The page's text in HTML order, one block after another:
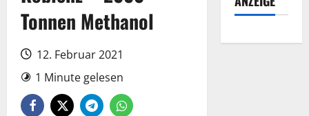
Tonnen Methanol
12. Februar 2021
1 Minute gelesen